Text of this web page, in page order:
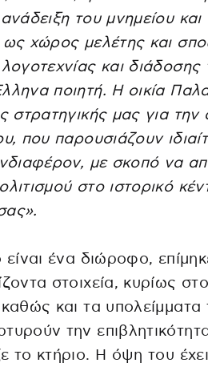
του μνημείου
χώρος μελέτης και
λογοτεχνίας και
ποιητή. Η οικία
στρατηγικής μας για την
που παρουσιάζουν
με σκοπό να
στο ιστορικό
είναι ένα διώροφο,
στοιχεία, κυρίως
και τα
την
το κτήριο. Η όψη του